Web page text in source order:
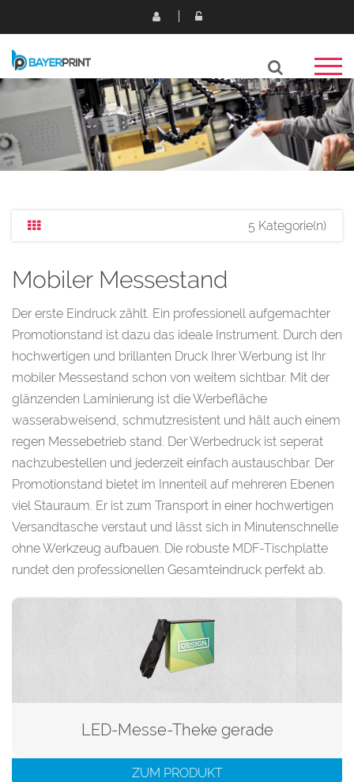
5 Kategorie(n)
Mobiler Messestand
Der erste Eindruck zählt. Ein professionell aufgemachter
Promotionstand ist dazu das ideale Instrument. Durch den
hochwertigen und brillanten Druck Ihrer Werbung ist Ihr
mobiler Messestand schon von weitem sichtbar. Mit der
glänzenden Laminierung ist die Werbefläche
wasserabweisend, schmutzresistent und hält auch einem
regen Messebetrieb stand. Der Werbedruck ist seperat
nachzubestellen und jederzeit einfach austauschbar. Der
Promotionstand bietet im Innenteil auf mehreren Ebenen
viel Stauraum. Er ist zum Transport in einer hochwertigen
Versandtasche verstaut und lässt sich in Minutenschnelle
ohne Werkzeug aufbauen. Die robuste MDF-Tischplatte
rundet den professionellen Gesamteindruck perfekt ab.
LED-Messe-Theke gerade
ZUM PRODUKT